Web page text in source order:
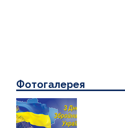
Фотогалерея